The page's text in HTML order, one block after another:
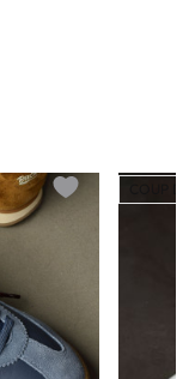
Add to wishlist